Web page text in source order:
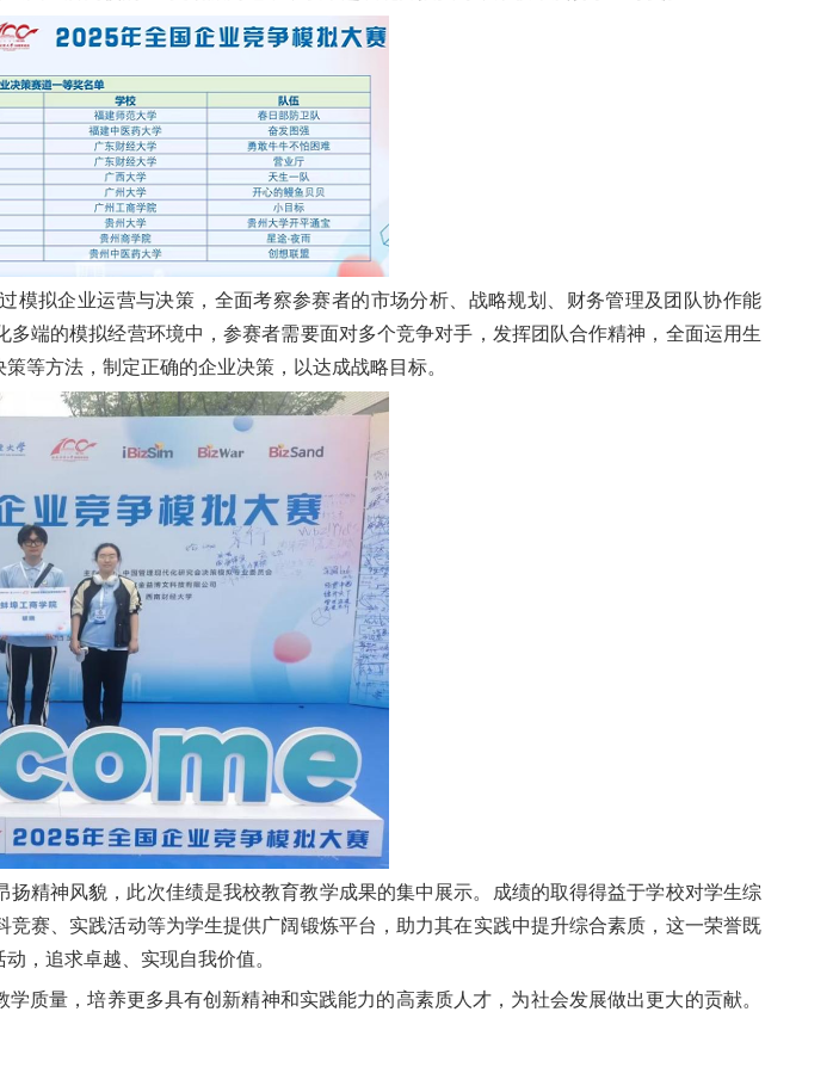
拟企业运营与决策，全面考察参赛者的市场分析、战略规划、财务管理及团队协作能
端的模拟经营环境中，参赛者需要面对多个竞争对手，发挥团队合作精神，全面运用生
等方法，制定正确的企业决策，以达成战略目标。
精神风貌，此次佳绩是我校教育教学成果的集中展示。成绩的取得得益于学校对学生综
赛、实践活动等为学生提供广阔锻炼平台，助力其在实践中提升综合素质，这一荣誉既
，追求卓越、实现自我价值。
学质量，培养更多具有创新精神和实践能力的高素质人才，为社会发展做出更大的贡献。